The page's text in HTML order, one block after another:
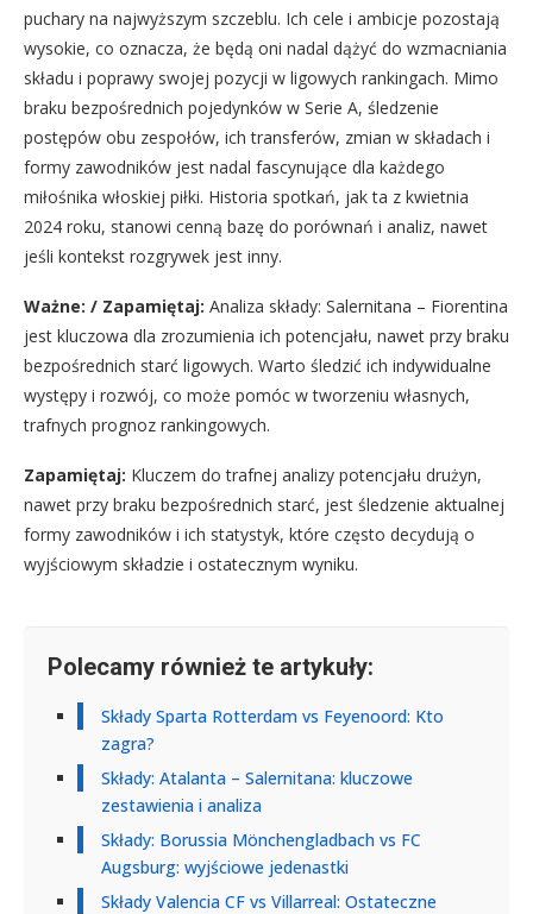
puchary na najwyższym szczeblu. Ich cele i ambicje pozostają
wysokie, co oznacza, że będą oni nadal dążyć do wzmacniania
składu i poprawy swojej pozycji w ligowych rankingach. Mimo
braku bezpośrednich pojedynków w Serie A, śledzenie
postępów obu zespołów, ich transferów, zmian w składach i
formy zawodników jest nadal fascynujące dla każdego
miłośnika włoskiej piłki. Historia spotkań, jak ta z kwietnia
2024 roku, stanowi cenną bazę do porównań i analiz, nawet
jeśli kontekst rozgrywek jest inny.
Ważne: / Zapamiętaj: Analiza składy: Salernitana – Fiorentina
jest kluczowa dla zrozumienia ich potencjału, nawet przy braku
bezpośrednich starć ligowych. Warto śledzić ich indywidualne
występy i rozwój, co może pomóc w tworzeniu własnych,
trafnych prognoz rankingowych.
Zapamiętaj: Kluczem do trafnej analizy potencjału drużyn,
nawet przy braku bezpośrednich starć, jest śledzenie aktualnej
formy zawodników i ich statystyk, które często decydują o
wyjściowym składzie i ostatecznym wyniku.
Polecamy również te artykuły:
Składy Sparta Rotterdam vs Feyenoord: Kto
zagra?
Składy: Atalanta – Salernitana: kluczowe
zestawienia i analiza
Składy: Borussia Mönchengladbach vs FC
Augsburg: wyjściowe jedenastki
Składy Valencia CF vs Villarreal: Ostateczne